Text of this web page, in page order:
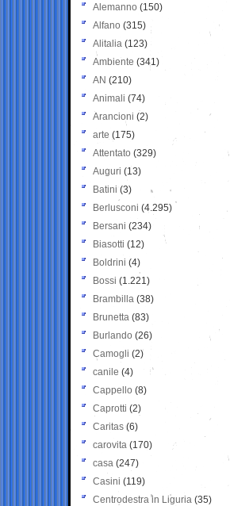
Alemanno (150)
Alfano (315)
Alitalia (123)
Ambiente (341)
AN (210)
Animali (74)
Arancioni (2)
arte (175)
Attentato (329)
Auguri (13)
Batini (3)
Berlusconi (4.295)
Bersani (234)
Biasotti (12)
Boldrini (4)
Bossi (1.221)
Brambilla (38)
Brunetta (83)
Burlando (26)
Camogli (2)
canile (4)
Cappello (8)
Caprotti (2)
Caritas (6)
carovita (170)
casa (247)
Casini (119)
Centrodestra in Liguria (35)